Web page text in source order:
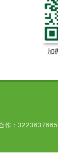
作：3223637665